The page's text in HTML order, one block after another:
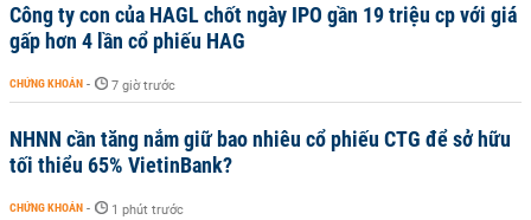
Công ty con của HAGL chốt ngày IPO gần 19 triệu cp với giá
gấp hơn 4 lần cổ phiếu HAG
CHỨNG KHOÁN - 7 giờ trước
NHNN cần tăng nắm giữ bao nhiêu cổ phiếu CTG để sở hữu
tối thiểu 65% VietinBank?
CHỨNG KHOÁN - 1 phút trước